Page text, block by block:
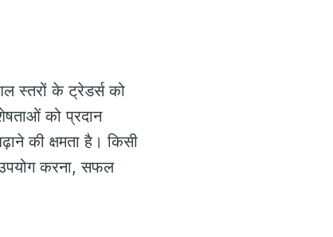
स्तरों के ट्रेडर्स को
को प्रदान
की क्षमता है। किसी
करना, सफल